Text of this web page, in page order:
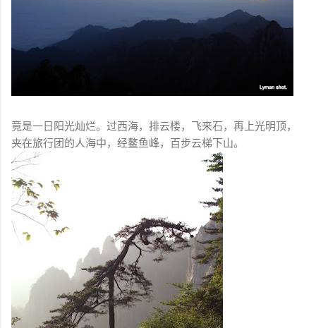
竟是一日阳光灿烂。过西海，排云楼，飞来石，再上光明顶，
夹在旅行团的人海中，经鳌鱼峰，百步云梯下山。